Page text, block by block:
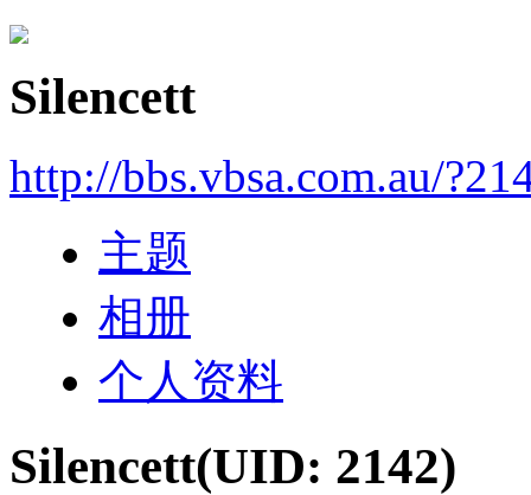
Silencett
http://bbs.vbsa.com.au/
主题
相册
个人资料
Silencett(UID: 2142)